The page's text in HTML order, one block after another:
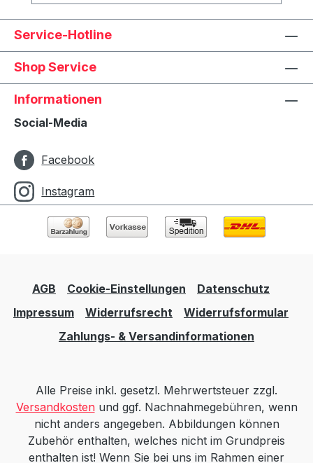
Service-Hotline
Shop Service
Informationen
Social-Media
Facebook
Instagram
AGB Cookie-Einstellungen
Datenschutz
Impressum
Widerrufsrecht
Widerrufsformular
Zahlungs- & Versandinformationen
Alle Preise inkl. gesetzl. Mehrwertsteuer zzgl.
Versandkostenund ggf. Nachnahmegebühren, wenn
nicht anders angegeben. Abbildungen können
Zubehör enthalten, welches nicht im Grundpreis
enthalten ist! Wenn Sie bei uns im Rahmen einer